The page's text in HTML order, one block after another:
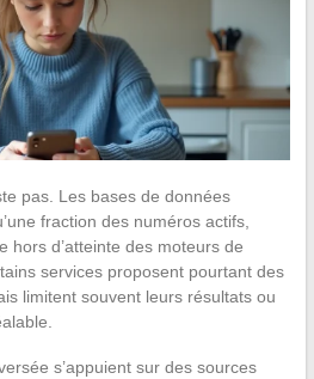
pas. Les bases de données
fraction des numéros actifs,
hors d’atteinte des moteurs de
services proposent pourtant des
limitent souvent leurs résultats ou
s’appuient sur des sources